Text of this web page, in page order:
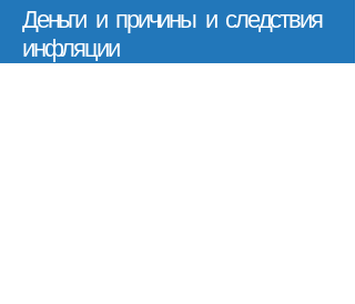
Деньги и причины и следствия
инфляции